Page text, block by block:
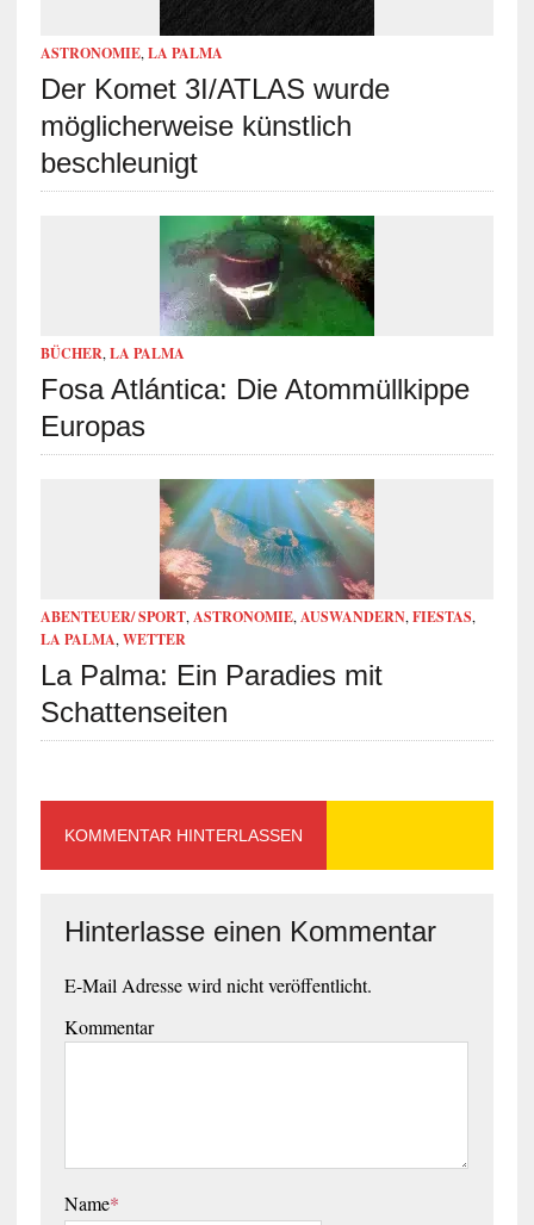
ASTRONOMIE,LA PALMA
Der Komet 3I/ATLAS wurde
möglicherweise künstlich
beschleunigt
BÜCHER,LA PALMA
Fosa Atlántica: Die Atommüllkippe
Europas
ABENTEUER/ SPORT,ASTRONOMIE,AUSWANDERN,FIESTAS,
LA PALMA,WETTER
La Palma: Ein Paradies mit
Schattenseiten
KOMMENTAR HINTERLASSEN
Hinterlasse einen Kommentar
E-Mail Adresse wird nicht veröffentlicht.
Kommentar
Name*